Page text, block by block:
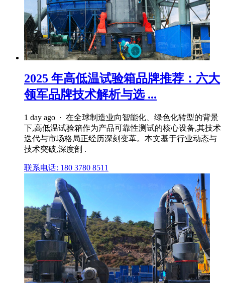
2025 年高低温试验箱品牌推荐：六大
领军品牌技术解析与选 ...
1 day ago · 在全球制造业向智能化、绿色化转型的背景
下,高低温试验箱作为产品可靠性测试的核心设备,其技术
迭代与市场格局正经历深刻变革。本文基于行业动态与
技术突破,深度剖 .
联系电话: 180 3780 8511